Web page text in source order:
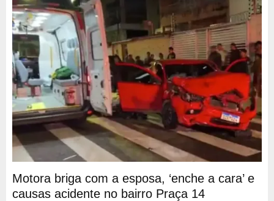
Motora briga com a esposa, ‘enche a cara’ e
causas acidente no bairro Praça 14